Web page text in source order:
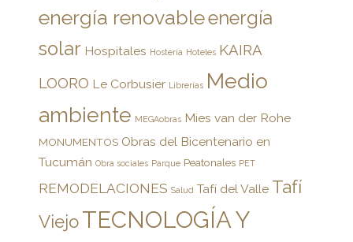
energía renovableenergía
solar Hospitales Hostería Hoteles KAIRA
LOORO Le Corbusier Librerías Medio
ambiente MEGAobras Mies van der Rohe
MONUMENTOS Obras del Bicentenario en
Tucumán Obra sociales Parque Peatonales PET
REMODELACIONES Salud Tafí del Valle Tafí
ViejoTECNOLOGÍA Y